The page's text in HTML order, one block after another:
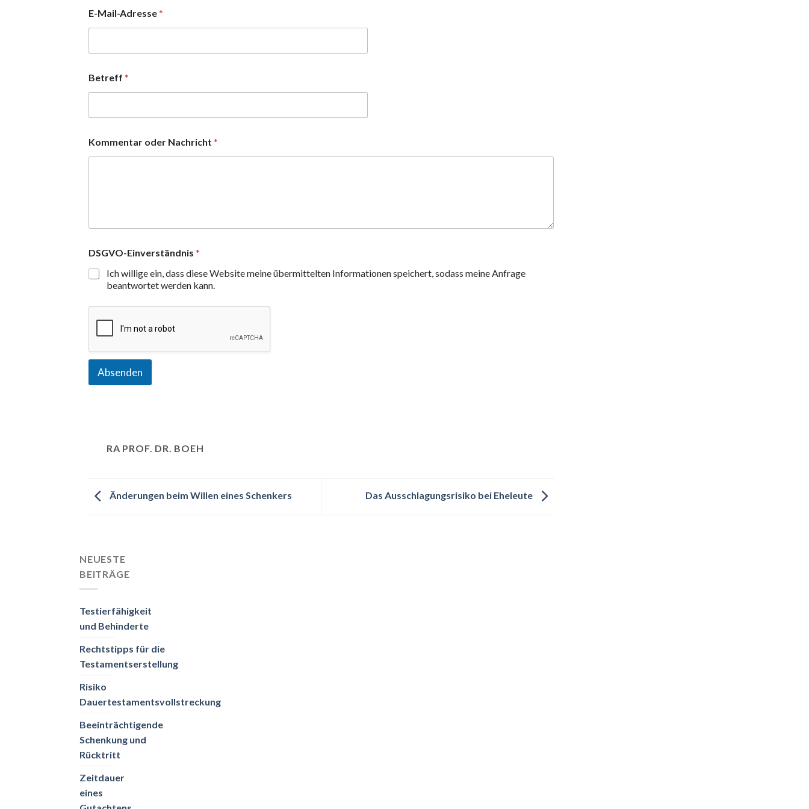
E-Mail-Adresse*
Betreff *
Kommentar oder Nachricht *
DSGVO-Einverständnis *
Ich willige ein, dass diese Website meine übermittelten Informationen speichert, sodass meine Anfrage
beantwortet werden kann.
Absenden
RA PROF. DR. BOEH
Änderungen beim Willen eines Schenkers Das Ausschlagungsrisiko bei Eheleute
NEUESTE
BEITRÄGE
Testierfähigkeit
und Behinderte
Rechtstipps für die
Testamentserstellung
Risiko
Dauertestamentsvollstreckung
Beeinträchtigende
Schenkung und
Rücktritt
Zeitdauer
eines